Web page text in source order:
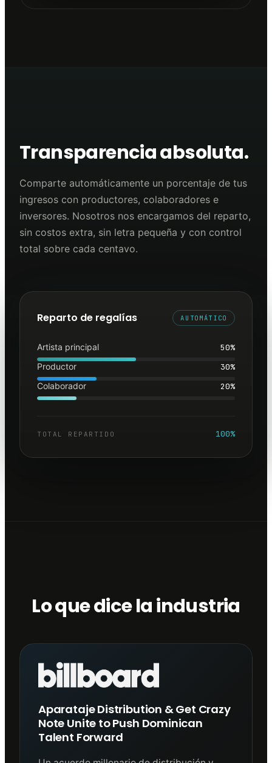
Transparencia absoluta.
Comparte automáticamente un porcentaje de tus
ingresos con productores, colaboradores e
inversores. Nosotros nos encargamos del reparto,
sin costos extra, sin letra pequeña y con control
total sobre cada centavo.
Reparto de regalías AUTOMÁTICO
Artista principal 50%
Productor
30%
Colaborador
20%
TOTAL REPARTIDO 100%
Lo que dice la industria
Aparataje Distribution & Get Crazy
Note Unite to Push Dominican
Talent Forward